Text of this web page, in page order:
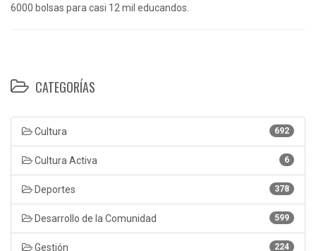
6000 bolsas para casi 12 mil educandos.
CATEGORÍAS
692
Cultura
6
Cultura Activa
378
Deportes
599
Desarrollo de la Comunidad
224
Gestión